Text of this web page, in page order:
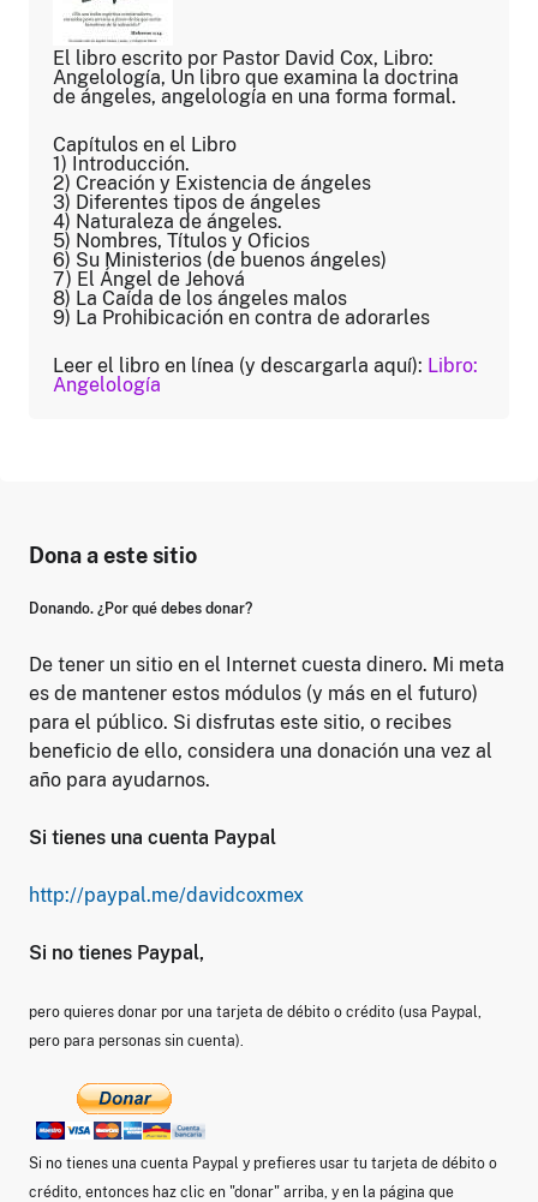
El libro escrito por Pastor David Cox, Libro:
Angelología, Un libro que examina la doctrina
de ángeles, angelología en una forma formal.
Capítulos en el Libro
1) Introducción.
2) Creación y Existencia de ángeles
3) Diferentes tipos de ángeles
4) Naturaleza de ángeles.
5) Nombres, Títulos y Oficios
6) Su Ministerios (de buenos ángeles)
7) El Ángel de Jehová
8) La Caída de los ángeles malos
9) La Prohibicación en contra de adorarles
Leer el libro en línea (y descargarla aquí): Libro:
Angelología
Dona a este sitio
Donando. ¿Por qué debes donar?
De tener un sitio en el Internet cuesta dinero. Mi meta
es de mantener estos módulos (y más en el futuro)
para el público. Si disfrutas este sitio, o recibes
beneficio de ello, considera una donación una vez al
año para ayudarnos.
Si tienes una cuenta Paypal
http://paypal.me/davidcoxmex
Si no tienes Paypal,
pero quieres donar por una tarjeta de débito o crédito (usa Paypal,
pero para personas sin cuenta).
Si no tienes una cuenta Paypal y prefieres usar tu tarjeta de débito o
crédito, entonces haz clic en "donar" arriba, y en la página que